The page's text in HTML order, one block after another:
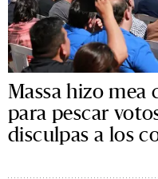
Massa hizo mea
para pescar
disculpas a los